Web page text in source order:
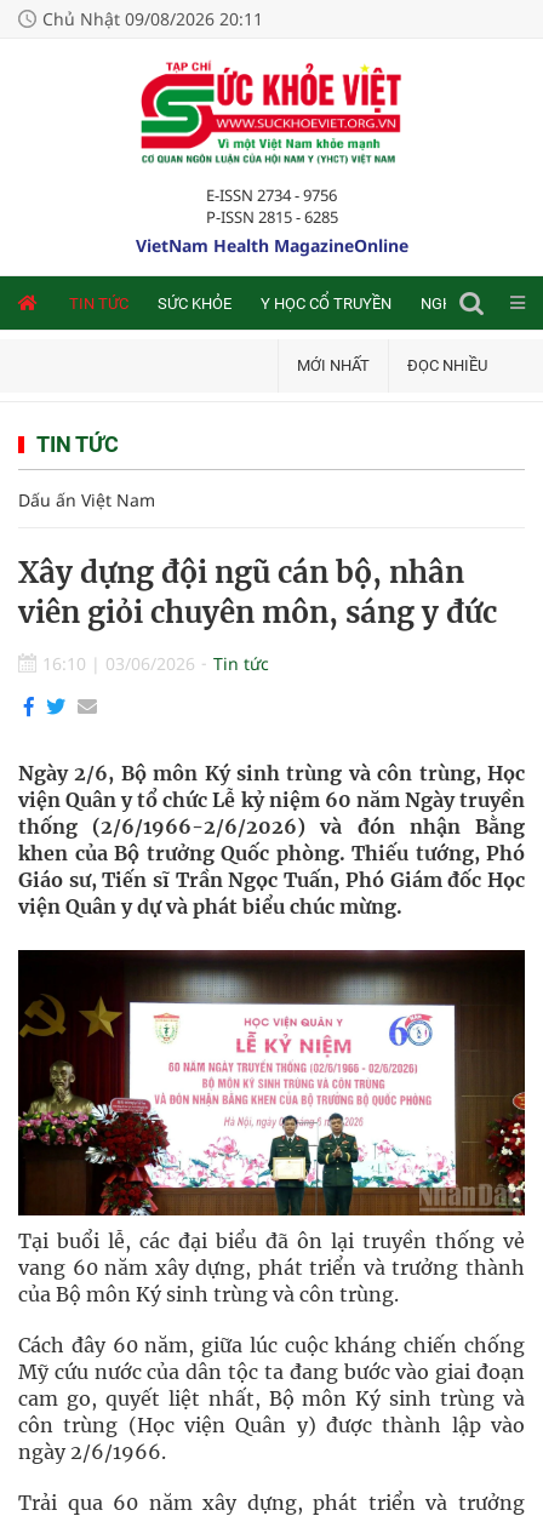
Chủ Nhật 09/08/2026 20:11
E-ISSN 2734 - 9756
P-ISSN 2815 - 6285
VietNam Health MagazineOnline
TIN TỨC SỨC KHỎE Y HỌC CỔ TRUYỀN NGHIÊN CỨU
MỚI NHẤT ĐỌC NHIỀU
TIN TỨC
Dấu ấn Việt Nam
Xây dựng đội ngũ cán bộ, nhân
viên giỏi chuyên môn, sáng y đức
16:10 | 03/06/2026 Tin tức
Ngày 2/6, Bộ môn Ký sinh trùng và côn trùng, Học
viện Quân y tổ chức Lễ kỷ niệm 60 năm Ngày truyền
thống (2/6/1966-2/6/2026) và đón nhận Bằng
khen của Bộ trưởng Quốc phòng. Thiếu tướng, Phó
Giáo sư, Tiến sĩ Trần Ngọc Tuấn, Phó Giám đốc Học
viện Quân y dự và phát biểu chúc mừng.
Tại buổi lễ, các đại biểu đã ôn lại truyền thống vẻ
vang 60 năm xây dựng, phát triển và trưởng thành
của Bộ môn Ký sinh trùng và côn trùng.
Cách đây 60 năm, giữa lúc cuộc kháng chiến chống
Mỹ cứu nước của dân tộc ta đang bước vào giai đoạn
cam go, quyết liệt nhất, Bộ môn Ký sinh trùng và
côn trùng (Học viện Quân y) được thành lập vào
ngày 2/6/1966.
Trải qua 60 năm xây dựng, phát triển và trưởng